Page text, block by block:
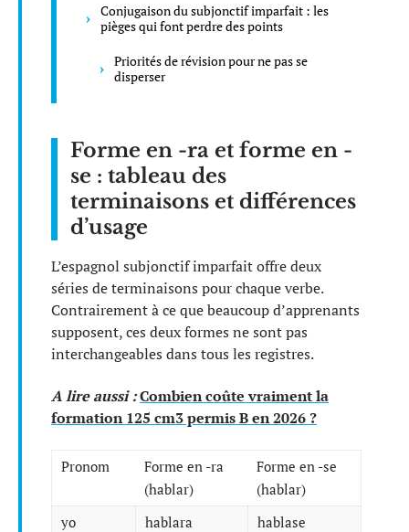
Conjugaison du subjonctif imparfait : les
pièges qui font perdre des points
Priorités de révision pour ne pas se
disperser
Forme en -ra et forme en -
se : tableau des
terminaisons et différences
d’usage
L’espagnol subjonctif imparfait offre deux
séries de terminaisons pour chaque verbe.
Contrairement à ce que beaucoup d’apprenants
supposent, ces deux formes ne sont pas
interchangeables dans tous les registres.
A lire aussi :Combien coûte vraiment la
formation 125 cm3 permis B en 2026 ?
Pronom
Forme en -ra
(hablar)
Forme en -se
(hablar)
yo
hablara
hablase